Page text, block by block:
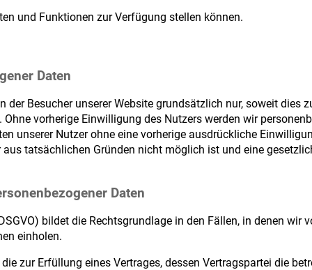
und Funktionen zur Verfügung stellen können.
Daten
der Besucher unserer Website grundsätzlich nur, soweit
vorherige Einwilligung des Nutzers werden wir
unserer Nutzer ohne eine vorherige ausdrückliche
tatsächlichen Gründen nicht möglich ist und eine
Daten
bildet die Rechtsgrundlage in den Fällen, in denen wir
einholen.
zur Erfüllung eines Vertrages, dessen Vertragspartei die